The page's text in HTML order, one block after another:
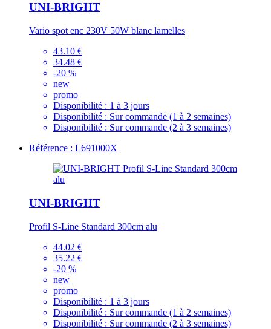
UNI-BRIGHT
Vario spot enc 230V 50W blanc lamelles
43.10 €
34.48 €
-20 %
new
promo
Disponibilité : 1 à 3 jours
Disponibilité : Sur commande (1 à 2 semaines)
Disponibilité : Sur commande (2 à 3 semaines)
Référence : L691000X
UNI-BRIGHT
Profil S-Line Standard 300cm alu
44.02 €
35.22 €
-20 %
new
promo
Disponibilité : 1 à 3 jours
Disponibilité : Sur commande (1 à 2 semaines)
Disponibilité : Sur commande (2 à 3 semaines)